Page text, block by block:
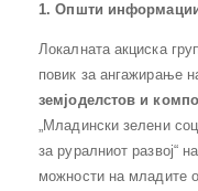
1. Општи
Локалната акциска
повик за ангажирање
земјоделстов и
„Младински зелени
за руралниот развој“
можности на младите